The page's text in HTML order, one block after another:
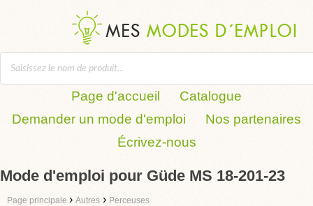
Page d'accueil
Catalogue
Demander un mode d'emploi
Nos partenaires
Écrivez-nous
Mode d'emploi pour Güde MS 18-201-23
Page principale › Autres › Perceuses